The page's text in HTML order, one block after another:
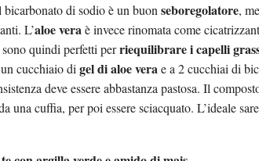
di sodio è un buon seboregolatore,
L’aloe veraè invece rinomata come
quindi perfetti perriequilibrare i capelli
cucchiaio di gel di aloe verae a 2 cucchiai di
deve essere abbastanza pastosa. Il
una cuffia, per poi essere sciacquato. L’ideale